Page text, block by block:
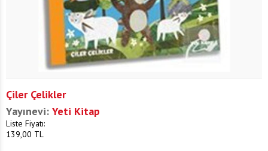
Çiler Çelikler
Yayınevi: Yeti Kitap
Liste Fiyatı:
139,00 TL